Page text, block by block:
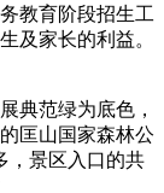
教育阶段招生工
及家长的利益。
典范绿为底色，
匡山国家森林公
，景区入口的共